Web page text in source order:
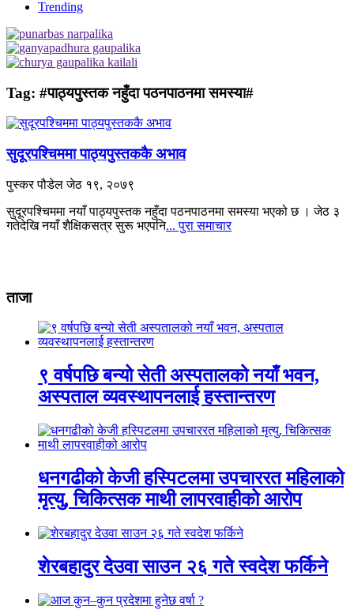
Trending
Tag: #पाठ्यपुस्तक नहुँदा पठनपाठनमा समस्या#
सुदूरपश्चिममा पाठ्यपुस्तककै अभाव
पुस्कर पौडेलजेठ १९, २०७९
सुदूरपश्चिममा नयाँ पाठ्यपुस्तक नहुँदा पठनपाठनमा समस्या भएको छ । जेठ ३
गतेदेखि नयाँ शैक्षिकसत्र सुरू भएपनि... पुरा समाचार
ताजा
९ वर्षपछि बन्यो सेती अस्पतालको नयाँ भवन,
अस्पताल व्यवस्थापनलाई हस्तान्तरण
धनगढीको केजी हस्पिटलमा उपचाररत महिलाको
मृत्यु, चिकित्सक माथी लापरवाहीको आरोप
शेरबहादुर देउवा साउन २६ गते स्वदेश फर्किने